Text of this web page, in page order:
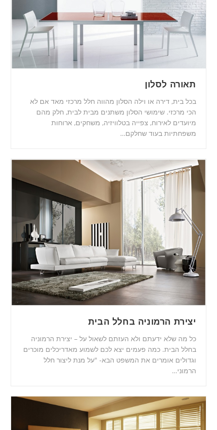
תאורה לסלון
בכל בית, דירה או וילה הסלון מהווה חלל מרכזי מאד אם לא
הכי מרכזי. שימושי הסלון משתנים מבית לבית, חלק מהם
מיועדים לאירוח, צפייה בטלוויזיה, משחקים, ארוחות
משפחתיות בעוד שחלקם…
יצירת הרמוניה בחלל הבית
כל מה שלא ידעתם ולא העזתם לשאול על – יצירת הרמוניה
בחלל הבית. כמה פעמים יצא לכם לשמוע מאדריכלים מוכרים
וגדולים אומרים את המשפט הבא- "על מנת ליצור חלל
הרמוני…